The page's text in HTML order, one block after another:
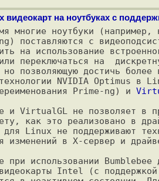
видеокарт на ноутбуках с
многие ноутбуки
поставляются с
на использование
переключаться на
позволяющую достичь более
Prime-ng) и
и VirtualGL не позволяет в
как это реализовано в
изменений в X-сервер и
при использовании Bumblebee
видеокарты Intel (с